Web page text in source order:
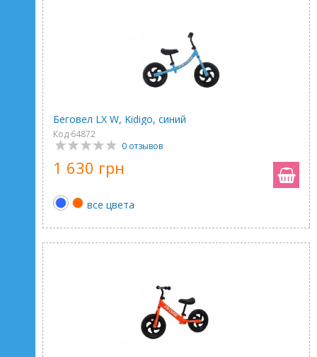
Беговел LX W, Kidigo, синий
Код 64872
0 отзывов
1 630 грн
все цвета